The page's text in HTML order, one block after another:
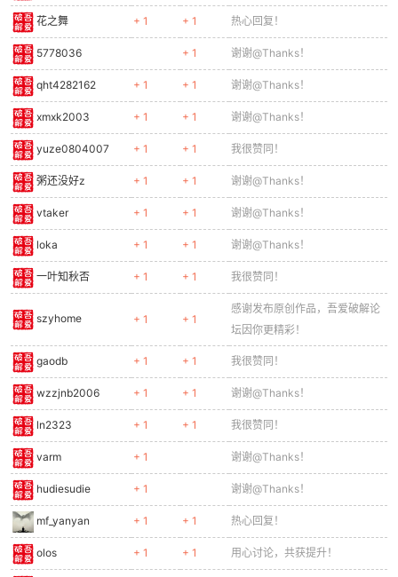
花之舞 + 1 + 1 热心回复！
5778036 + 1 谢谢@Thanks！
qht4282162 + 1 + 1 谢谢@Thanks！
xmxk2003 + 1 + 1 谢谢@Thanks！
yuze0804007 + 1 + 1 我很赞同！
粥还没好z + 1 + 1 谢谢@Thanks！
vtaker + 1 + 1 谢谢@Thanks！
loka + 1 + 1 谢谢@Thanks！
一叶知秋否 + 1 + 1 我很赞同！
szyhome + 1 + 1
感谢发布原创作品，吾爱破解论
坛因你更精彩！
gaodb + 1 + 1 我很赞同！
wzzjnb2006 + 1 + 1 谢谢@Thanks！
ln2323 + 1 + 1 我很赞同！
varm + 1 谢谢@Thanks！
hudiesudie + 1 谢谢@Thanks！
mf_yanyan + 1 + 1 热心回复！
olos + 1 + 1 用心讨论，共获提升！